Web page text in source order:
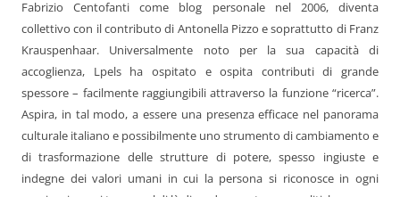
Fabrizio Centofanti come blog personale nel 2006, diventa
collettivo con il contributo di Antonella Pizzo e soprattutto di Franz
Krauspenhaar. Universalmente noto per la sua capacità di
accoglienza, Lpels ha ospitato e ospita contributi di grande
spessore – facilmente raggiungibili attraverso la funzione “ricerca”.
Aspira, in tal modo, a essere una presenza efficace nel panorama
culturale italiano e possibilmente uno strumento di cambiamento e
di trasformazione delle strutture di potere, spesso ingiuste e
indegne dei valori umani in cui la persona si riconosce in ogni